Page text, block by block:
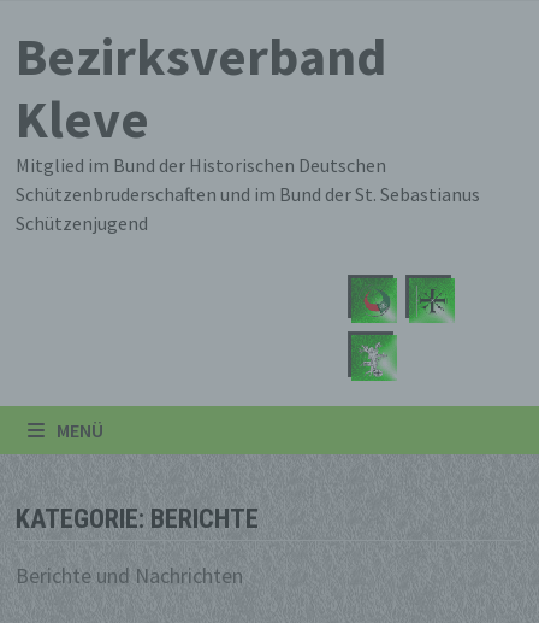
Inhalt
springen
Bezirksverband
Kleve
Mitglied im Bund der Historischen Deutschen
Schützenbruderschaften und im Bund der St. Sebastianus
Schützenjugend
MENÜ
KATEGORIE: BERICHTE
Berichte und Nachrichten